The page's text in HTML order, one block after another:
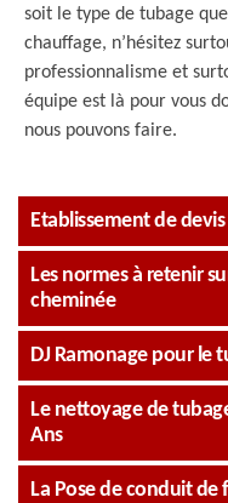
soit le type de tubage
chauffage, n’hésitez
professionnalisme et
équipe est là pour vous
nous pouvons faire.
Etablissement de
Les normes à retenir
cheminée
DJ Ramonage pour le
Le nettoyage de
Ans
La Pose de conduit de